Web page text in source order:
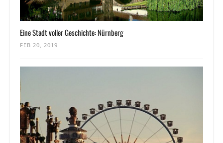
Eine Stadt voller Geschichte: Nürnberg
FEB 20, 2019